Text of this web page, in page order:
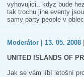
vyhovujici.. kdyz bude
tak trochu jine eventy
samy party people v
Moderátor | 13. 05. 2008
UNITED ISLANDS OF
Jak se vám líbí letošní